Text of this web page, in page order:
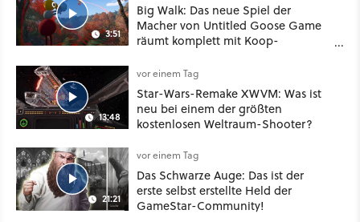
3:51
Big Walk: Das neue Spiel der
Macher von Untitled Goose Game
räumt komplett mit Koop-
13:48
vor einem Tag
Star-Wars-Remake XWVM: Was ist
neu bei einem der größten
kostenlosen Weltraum-Shooter?
21:21
vor einem Tag
Das Schwarze Auge: Das ist der
erste selbst erstellte Held der
GameStar-Community!